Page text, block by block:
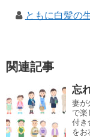
ともに白髪の
関連記事
忘
妻が
で楽
付き
をお